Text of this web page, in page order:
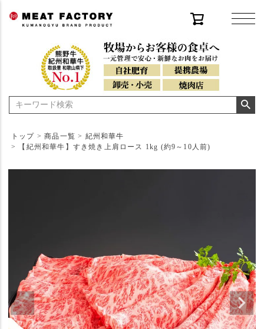
トップ 商品一覧
紀州和華牛
【紀州和華牛】すき焼き上肩ロース 1kg (約9～10人前)